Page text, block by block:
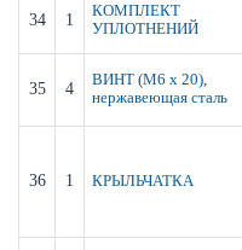
34 1
КОМПЛЕКТ
УПЛОТНЕНИЙ
35 4
ВИНТ (M6 x 20),
нержавеющая сталь
36 1 КРЫЛЬЧАТКА